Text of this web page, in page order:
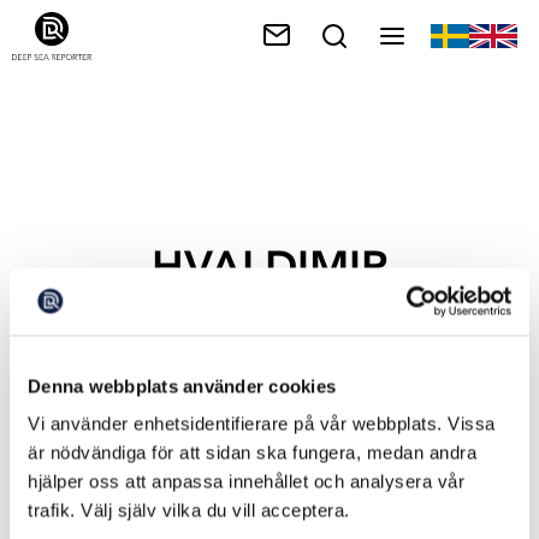
Denna webbplats använder cookies
Vi använder enhetsidentifierare på vår webbplats. Vissa
är nödvändiga för att sidan ska fungera, medan andra
hjälper oss att anpassa innehållet och analysera vår
trafik. Välj själv vilka du vill acceptera.
HVALDIMIR